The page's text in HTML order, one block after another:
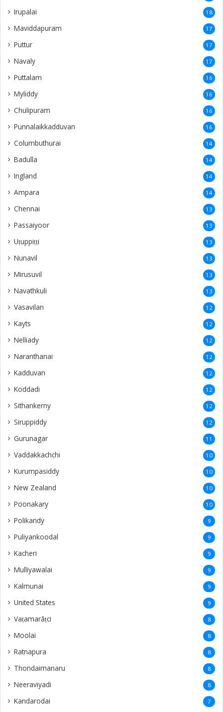
Irupalai 18
Maviddapuram 17
Puttur 17
Navaly 17
Puttalam 16
Myliddy 16
Chulipuram 16
Punnalaikkadduvan 16
Columbuthurai 14
Badulla 14
Ingland 14
Ampara 14
Chennai 13
Passaiyoor 13
Uṭuppiṭṭi 13
Nunavil 13
Mirusuvil 13
Navathkuli 13
Vasavilan 12
Kayts 12
Nelliady 12
Naranthanai 12
Kadduvan 12
Koddadi 12
Sithankerny 12
Siruppiddy 12
Gurunagar 11
Vaddakkachchi 10
Kurumpasiddy 10
New Zealand 10
Poonakary 10
Polikandy 9
Puliyankoodal 9
Kacheri 9
Mulliyawalai 9
Kalmunai 9
United States 9
Vaṭamarāṭci 8
Moolai 8
Ratnapura 8
Thondaimanaru 8
Neeraviyadi 8
Kandarodai 7